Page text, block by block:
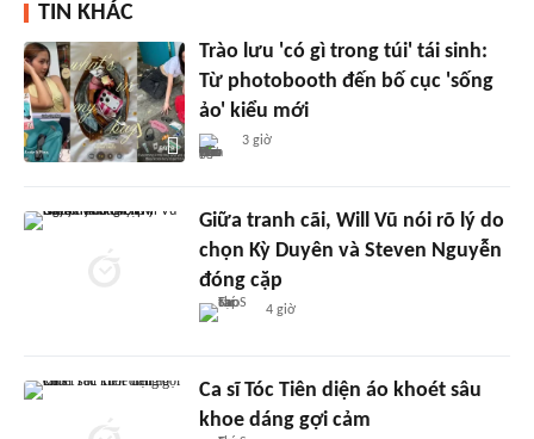
TIN KHÁC
Trào lưu 'có gì trong túi' tái sinh:
Từ photobooth đến bố cục 'sống
ảo' kiểu mới
3 giờ
Giữa tranh cãi, Will Vũ nói rõ lý do
chọn Kỳ Duyên và Steven Nguyễn
đóng cặp
4 giờ
Ca sĩ Tóc Tiên diện áo khoét sâu
khoe dáng gợi cảm